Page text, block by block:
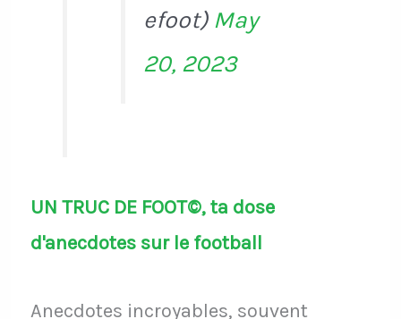
efoot) May
20, 2023
UN TRUC DE FOOT©, ta dose
d'anecdotes sur le football
Anecdotes incroyables, souvent